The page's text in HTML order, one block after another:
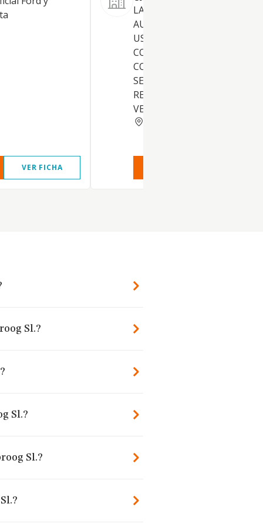
VER FICHA
LA COMPRAVENTA DE
AUTOMOVILES, NUEVOS O
USADOS, Y TODA CLASE DE
CONSUMIBLES
CON LOS AUTOMOVILES.
SERVICIOS DE TRANSPORTE
REPARACION DE TODA
VEHICULOS.
Sl.?
Sl.?
Sl.?